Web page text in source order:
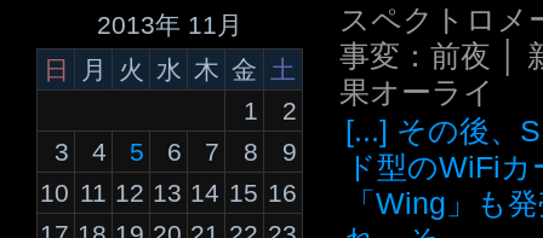
2013年 11月
日
月 火 水 木 金 土
1
2
3
4 5 6 7 8
9
10 11 12 13 14 15 16
スペクトロメ
事変：前夜 │
果オーライ
[...] その後、
ド型のWiFiカ
「Wing」も